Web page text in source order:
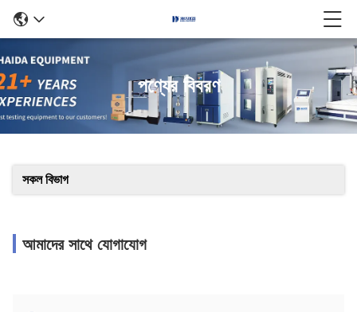
পণ্যের বিবরণ
সকল বিভাগ
আমাদের সাথে যোগাযোগ